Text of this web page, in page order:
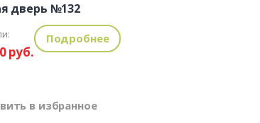
дверь №132
руб.
Подробнее
в избранное